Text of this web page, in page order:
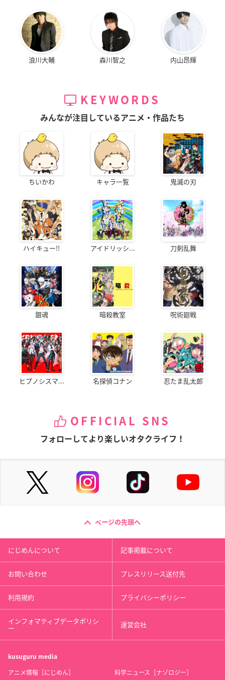
浪川大輔 森川智之 内山昂輝
KEYWORDS
みんなが注目しているアニメ・作品たち
ちいかわ キャラ一覧 鬼滅の刃
ハイキュー!! アイドリッシ... 刀剣乱舞
銀魂 暗殺教室 呪術廻戦
ヒプノシスマ... 名探偵コナン 忍たま乱太郎
OFFICIAL SNS
フォローしてより楽しいオタクライフ！
ページの先頭へ
にじめんについて 記事掲載について
お問い合わせ プレスリリース送付先
利用規約 プライバシーポリシー
インフォマティブデータポリシ
ー 運営会社
kusuguru media
アニメ情報［にじめん］
科学ニュース［ナゾロジー］